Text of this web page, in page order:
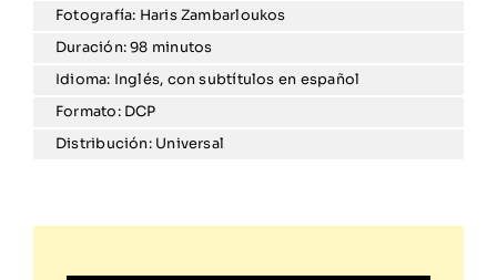
Fotografía: Haris Zambarloukos
Duración: 98 minutos
Idioma: Inglés, con subtítulos en español
Formato: DCP
Distribución: Universal